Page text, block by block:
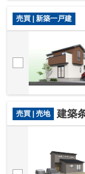
売買 | 新築一戸建
売買 | 売地 建築